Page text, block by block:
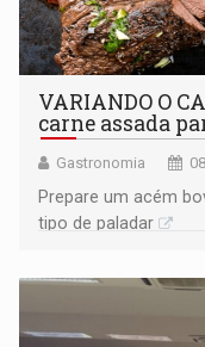
VARIANDO O
carne assada
Gastronomia
Prepare um acém
tipo de paladar